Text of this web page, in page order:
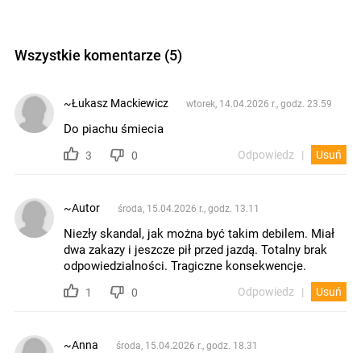
Wszystkie komentarze (5)
~Łukasz Mackiewicz wtorek, 14.04.2026 r., godz. 23.59
Do piachu śmiecia
3 0 Odpowiedz Usuń
~Autor środa, 15.04.2026 r., godz. 13.11
Niezły skandal, jak można być takim debilem. Miał
dwa zakazy i jeszcze pił przed jazdą. Totalny brak
odpowiedzialności. Tragiczne konsekwencje.
1 0 Odpowiedz Usuń
~Anna środa, 15.04.2026 r., godz. 18.31